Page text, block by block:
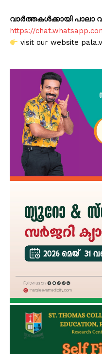
വാർത്തകൾക്കായി പാലാ
https://
visit our website